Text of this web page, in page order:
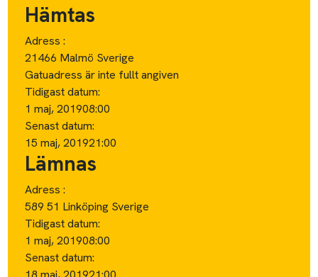
Hämtas
Adress :
21466 Malmö Sverige
Gatuadress är inte fullt angiven
Tidigast datum:
1 maj, 201908:00
Senast datum:
15 maj, 201921:00
Lämnas
Adress :
589 51 Linköping Sverige
Tidigast datum:
1 maj, 201908:00
Senast datum: